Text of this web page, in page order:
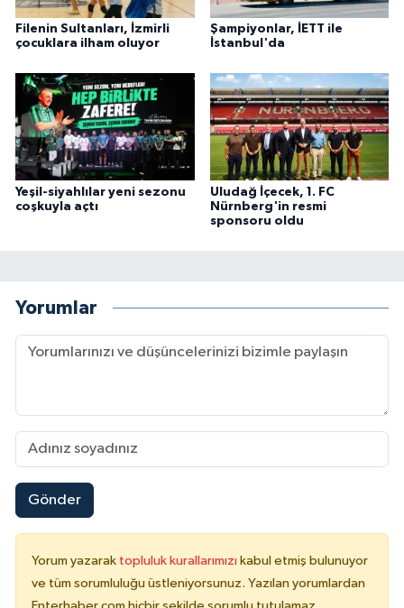
Filenin Sultanları, İzmirli
çocuklara ilham oluyor
Şampiyonlar, İETT ile
İstanbul'da
Yeşil-siyahlılar yeni sezonu
coşkuyla açtı
Uludağ İçecek, 1. FC
Nürnberg'in resmi
sponsoru oldu
Yorumlar
Gönder
Yorum yazarak topluluk kurallarımızı kabul etmiş bulunuyor
ve tüm sorumluluğu üstleniyorsunuz. Yazılan yorumlardan